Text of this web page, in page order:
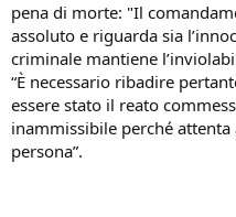
pena di morte: "Il
assoluto e riguarda sia
criminale mantiene
“È necessario ribadire
essere stato il reato
inammissibile perché
persona”.